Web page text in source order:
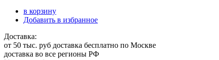
в корзину
Добавить в избранное
Доставка:
от 50 тыс. руб доставка бесплатно по Москве
доставка во все регионы РФ